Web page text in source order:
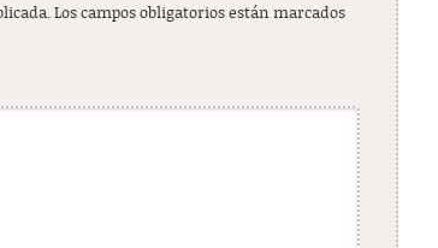
Los campos obligatorios están marcados